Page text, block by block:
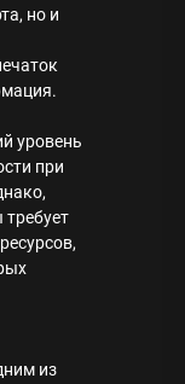
но и
уровень
при
из